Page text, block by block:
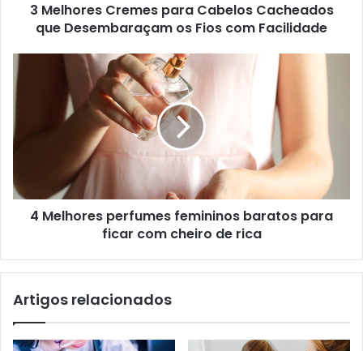
3 Melhores Cremes para Cabelos Cacheados
que Desembaraçam os Fios com Facilidade
4 Melhores perfumes femininos baratos para
ficar com cheiro de rica
Artigos relacionados